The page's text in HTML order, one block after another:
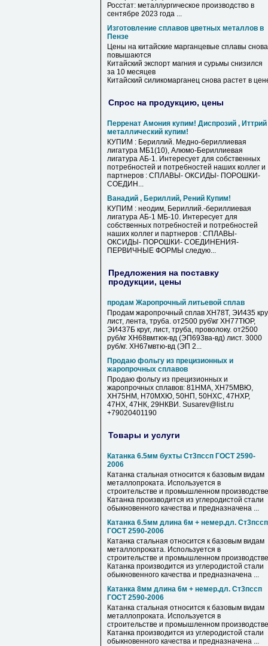
Росстат: металлургическое производство в
сентябре 2023 года ...
Изготовление сплавов цветных металлов в
Пензе
Цены на китайские марганцевые сплавы снова
повышаются
Китайский экспорт магния и сурьмы снизился
за 10 месяцев
Китайский силикомарганец снова растет в
Спрос на продукцию, цены
Перренат Амония купим! Диспрозий , Иттрий
металлический купим!
КУПИМ : Бериллий. Медно-бериллиевая
лигатура МБ1(10), Алюмо-Бериллиевая
лигатура АБ-1. Интересует для собственных
потребностей и потребностей наших коллег и
партнеров : СПЛАВЫ- ОКСИДЫ- ПОРОШКИ-
СОЕДИН...
Ванадий , Бериллий, Рений Купим!
КУПИМ : неодим, Бериллий.-бериллиевая
лигатура АБ-1 МБ-10. Интересует для
собственных потребностей и потребностей
наших коллег и партнеров : СПЛАВЫ-
ОКСИДЫ- ПОРОШКИ- СОЕДИНЕНИЯ-
ПЕРВИЧНЫЕ ФОРМЫ следую...
Предложения на поставку
продукции, цены
продам Жаропрочный литьевой сплав
Продам жаропрочный сплав ХН78Т, ЭИ435
лист, лента, труба. от2500 руб\кг ХН77ТЮР,
ЭИ437Б круг, лист, труба, проволоку. от2500
руб/кг ХН68вмтюк-вд (ЭП693ва-вд) лист. 3000
руб/кг. ХН67мвтю-вд (ЭП 2...
Продаю фольгу из прецизионных и
жаропрочных сплавов
Продаю фольгу из прецизионных и
жаропрочных сплавов: 81НМА, ХН75МВЮ,
ХН75НМ, Н70МХЮ, 50НП, 50НХС, 47НХР,
47НХ, 47НК, 29НКВИ. Susarev@list.ru
+79020401190
Товары и услуги
Катанка 6.5мм бухты Ст3пссп ГОСТ 2590-
2006
Катанка стальная относится к базовым видам
металлопроката. Используется в
строительстве и промышленном
Катанка производится из углеродистой стали
обыкновенного качества и предназначена ...
Катанка 6.5мм длина 6м + немер.дл. Ст3пссп
ГОСТ 2590-2006
Катанка стальная относится к базовым видам
металлопроката. Используется в
строительстве и промышленном
Катанка производится из углеродистой стали
обыкновенного качества и предназначена ...
Катанка 8мм длина 6м + немер.дл. Ст3пссп
ГОСТ 2590-2006
Катанка стальная относится к базовым видам
металлопроката. Используется в
строительстве и промышленном
Катанка производится из углеродистой стали
обыкновенного качества и предназначена ...